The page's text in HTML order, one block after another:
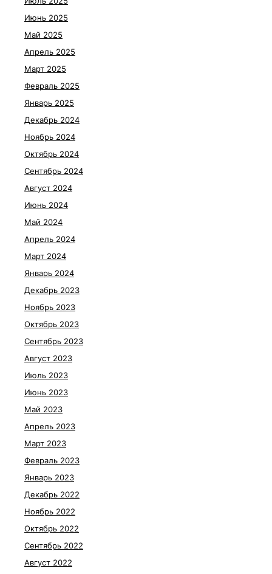
Июнь 2025
Май 2025
Апрель 2025
Март 2025
Февраль 2025
Январь 2025
Декабрь 2024
Ноябрь 2024
Октябрь 2024
Сентябрь 2024
Август 2024
Июнь 2024
Май 2024
Апрель 2024
Март 2024
Январь 2024
Декабрь 2023
Ноябрь 2023
Октябрь 2023
Сентябрь 2023
Август 2023
Июль 2023
Июнь 2023
Май 2023
Апрель 2023
Март 2023
Февраль 2023
Январь 2023
Декабрь 2022
Ноябрь 2022
Октябрь 2022
Сентябрь 2022
Август 2022